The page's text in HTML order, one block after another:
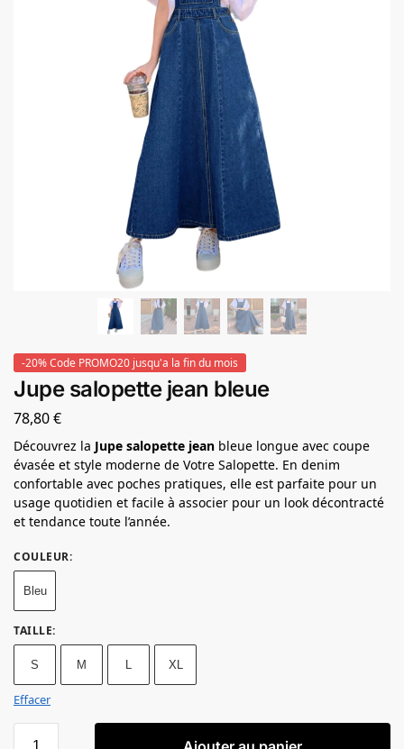
-20% Code PROMO20 jusqu'a la fin du mois
Jupe salopette jean bleue
78,80€
Découvrez la Jupe salopette jean bleue longue avec coupe
évasée et style moderne de Votre Salopette. En denim
confortable avec poches pratiques, elle est parfaite pour un
usage quotidien et facile à associer pour un look décontracté
et tendance toute l’année.
COULEUR:
Bleu
TAILLE:
S M XL
Effacer